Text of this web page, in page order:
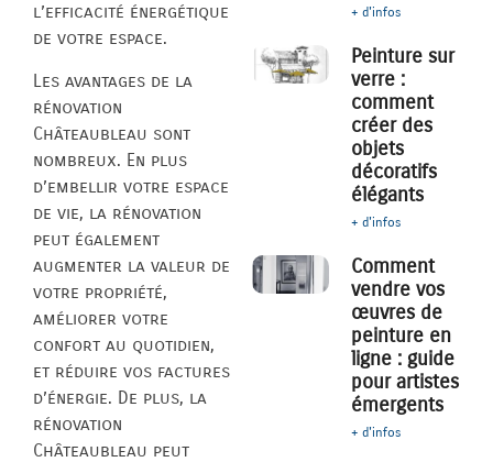
l’efficacité énergétique
de votre espace.
Les avantages de la
rénovation
Châteaubleau sont
nombreux. En plus
d’embellir votre espace
de vie, la rénovation
peut également
augmenter la valeur de
votre propriété,
améliorer votre
confort au quotidien,
et réduire vos factures
d’énergie. De plus, la
rénovation
Châteaubleau peut
+ d'infos
Peinture sur
verre :
comment
créer des
objets
décoratifs
élégants
+ d'infos
Comment
vendre vos
œuvres de
peinture en
ligne : guide
pour artistes
émergents
+ d'infos